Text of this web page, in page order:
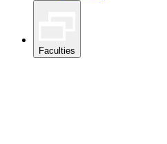
Faculties